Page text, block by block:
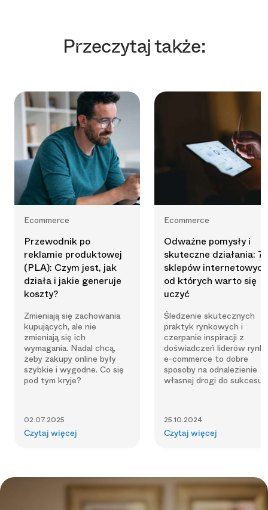
Przeczytaj także:
Ecommerce
Przewodnik po
reklamie produktowej
(PLA): Czym jest, jak
działa i jakie generuje
koszty?
Zmieniają się zachowania
kupujących, ale nie
zmieniają się ich
wymagania. Nadal chcą,
żeby zakupy online były
szybkie i wygodne. Co się
pod tym kryje?
02.07.2025
Czytaj więcej
Ecommerce
Odważne pomysły i
skuteczne działania: 7
sklepów
od których warto się
uczyć
Śledzenie skutecznych
praktyk rynkowych i
czerpanie inspiracji z
doświadczeń liderów
e-commerce to dobre
sposoby na odnalezienie
własnej drogi do sukcesu.
25.10.2024
Czytaj więcej